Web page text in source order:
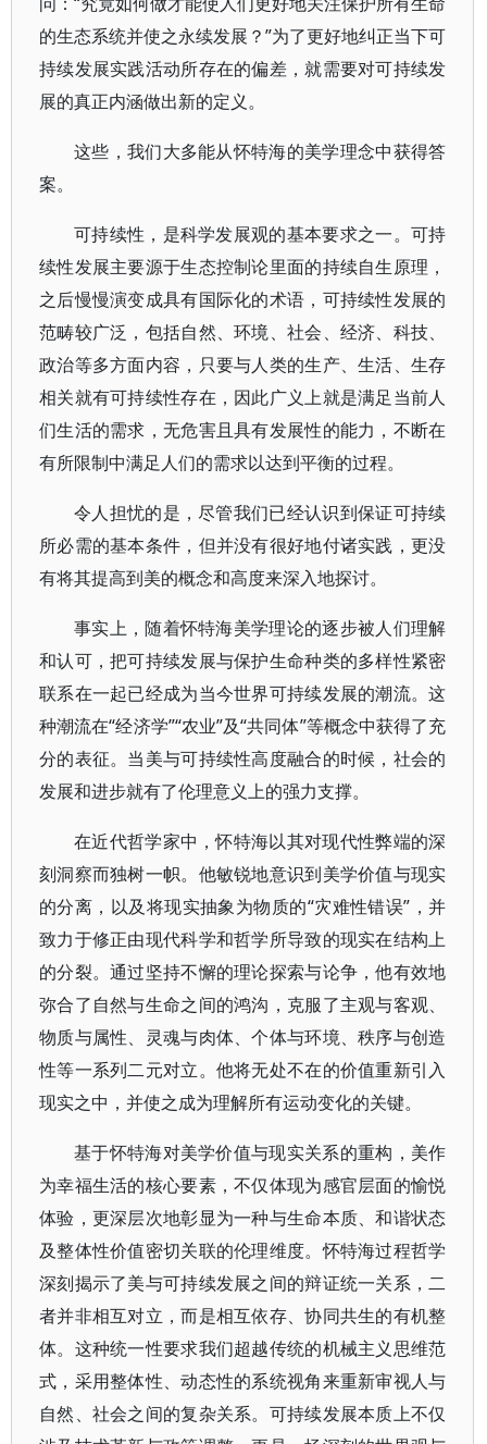
的生态系统并使之永续发展？”为了更好地纠正当下可
持续发展实践活动所存在的偏差，就需要对可持续发
展的真正内涵做出新的定义。
这些，我们大多能从怀特海的美学理念中获得答
案。
可持续性，是科学发展观的基本要求之一。可持
续性发展主要源于生态控制论里面的持续自生原理，
之后慢慢演变成具有国际化的术语，可持续性发展的
范畴较广泛，包括自然、环境、社会、经济、科技、
政治等多方面内容，只要与人类的生产、生活、生存
相关就有可持续性存在，因此广义上就是满足当前人
们生活的需求，无危害且具有发展性的能力，不断在
有所限制中满足人们的需求以达到平衡的过程。
令人担忧的是，尽管我们已经认识到保证可持续
所必需的基本条件，但并没有很好地付诸实践，更没
有将其提高到美的概念和高度来深入地探讨。
事实上，随着怀特海美学理论的逐步被人们理解
和认可，把可持续发展与保护生命种类的多样性紧密
联系在一起已经成为当今世界可持续发展的潮流。这
种潮流在“经济学”“农业”及“共同体”等概念中获得了充
分的表征。当美与可持续性高度融合的时候，社会的
发展和进步就有了伦理意义上的强力支撑。
在近代哲学家中，怀特海以其对现代性弊端的深
刻洞察而独树一帜。他敏锐地意识到美学价值与现实
的分离，以及将现实抽象为物质的“灾难性错误”，并
致力于修正由现代科学和哲学所导致的现实在结构上
的分裂。通过坚持不懈的理论探索与论争，他有效地
弥合了自然与生命之间的鸿沟，克服了主观与客观、
物质与属性、灵魂与肉体、个体与环境、秩序与创造
性等一系列二元对立。他将无处不在的价值重新引入
现实之中，并使之成为理解所有运动变化的关键。
基于怀特海对美学价值与现实关系的重构，美作
为幸福生活的核心要素，不仅体现为感官层面的愉悦
体验，更深层次地彰显为一种与生命本质、和谐状态
及整体性价值密切关联的伦理维度。怀特海过程哲学
深刻揭示了美与可持续发展之间的辩证统一关系，二
者并非相互对立，而是相互依存、协同共生的有机整
体。这种统一性要求我们超越传统的机械主义思维范
式，采用整体性、动态性的系统视角来重新审视人与
自然、社会之间的复杂关系。可持续发展本质上不仅